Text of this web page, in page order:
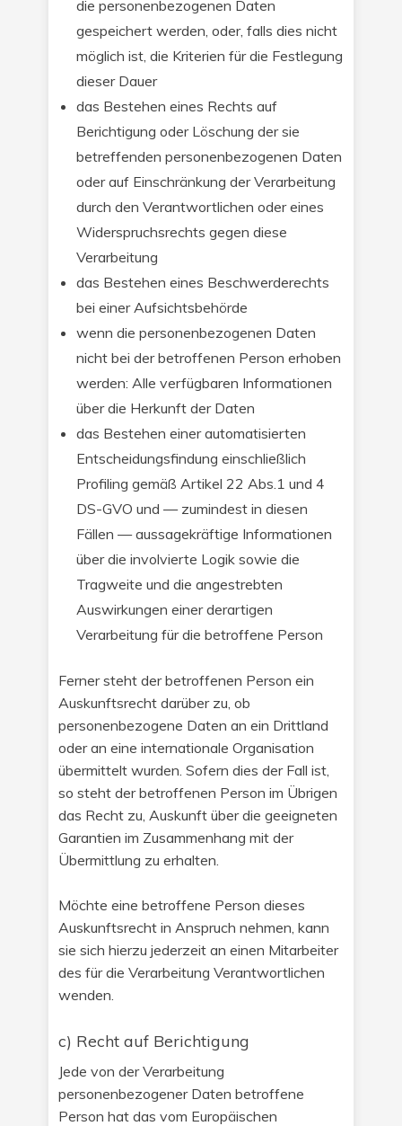
die personenbezogenen Daten
gespeichert werden, oder, falls dies nicht
möglich ist, die Kriterien für die Festlegung
dieser Dauer
das Bestehen eines Rechts auf
Berichtigung oder Löschung der sie
betreffenden personenbezogenen Daten
oder auf Einschränkung der Verarbeitung
durch den Verantwortlichen oder eines
Widerspruchsrechts gegen diese
Verarbeitung
das Bestehen eines Beschwerderechts
bei einer Aufsichtsbehörde
wenn die personenbezogenen Daten
nicht bei der betroffenen Person erhoben
werden: Alle verfügbaren Informationen
über die Herkunft der Daten
das Bestehen einer automatisierten
Entscheidungsfindung einschließlich
Profiling gemäß Artikel 22 Abs.1 und 4
DS-GVO und — zumindest in diesen
Fällen — aussagekräftige Informationen
über die involvierte Logik sowie die
Tragweite und die angestrebten
Auswirkungen einer derartigen
Verarbeitung für die betroffene Person
Ferner steht der betroffenen Person ein
Auskunftsrecht darüber zu, ob
personenbezogene Daten an ein Drittland
oder an eine internationale Organisation
übermittelt wurden. Sofern dies der Fall ist,
so steht der betroffenen Person im Übrigen
das Recht zu, Auskunft über die geeigneten
Garantien im Zusammenhang mit der
Übermittlung zu erhalten.
Möchte eine betroffene Person dieses
Auskunftsrecht in Anspruch nehmen, kann
sie sich hierzu jederzeit an einen Mitarbeiter
des für die Verarbeitung Verantwortlichen
wenden.
c) Recht auf Berichtigung
Jede von der Verarbeitung
personenbezogener Daten betroffene
Person hat das vom Europäischen